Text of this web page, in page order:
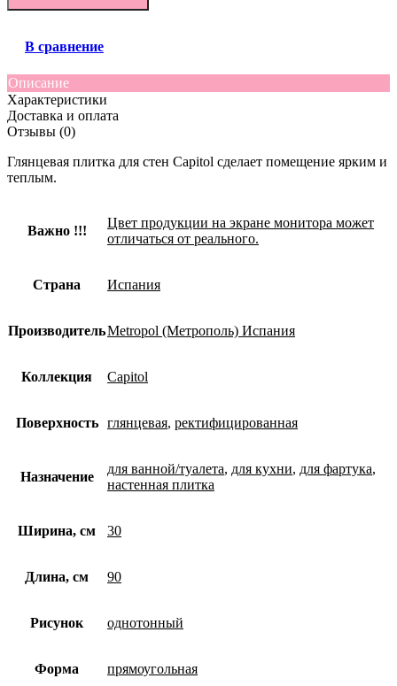
В сравнение
Описание
Характеристики
Доставка и оплата
Отзывы (0)
Глянцевая плитка для стен Capitol сделает помещение ярким и
теплым.
Важно !!!
Цвет продукции на экране монитора может
отличаться от реального.
Страна Испания
ПроизводительMetropol (Метрополь) Испания
Коллекция Capitol
Поверхность глянцевая, ректифицированная
Назначение
для ванной/туалета, для кухни, для фартука,
настенная плитка
Ширина, см 30
Длина, см 90
Рисунок однотонный
Форма прямоугольная